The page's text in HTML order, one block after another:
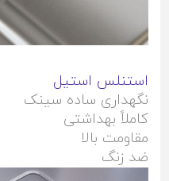
استنلس استیل
نگهداری ساده سینک
کاملاً بهداشتی
مقاومت بالا
ضد زنگ